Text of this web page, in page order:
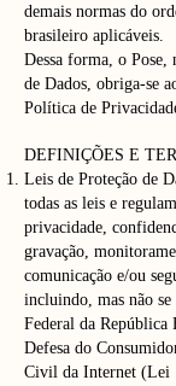
demais normas do
brasileiro aplicáveis.
Dessa forma, o Pose,
de Dados, obriga-se
Política de
DEFINIÇÕES E
Leis de Proteção de
todas as leis e
privacidade,
gravação,
comunicação e/ou
incluindo, mas não
Federal da República
Defesa do
Civil da Internet (Lei